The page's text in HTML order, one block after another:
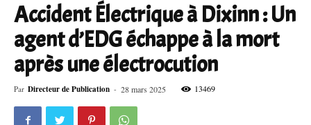
Accident Électrique à Dixinn : Un
agent d’EDG échappe à la mort
après une électrocution
Par Directeur de Publication - 28 mars 2025 13469